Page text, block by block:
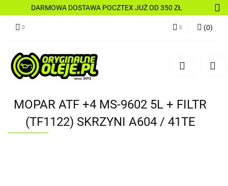
DARMOWA DOSTAWA POCZTEX JUŻ OD 350 ZŁ
Zarejestruj się
(0)
MOPAR ATF +4 MS-9602 5L + FILTR
(TF1122) SKRZYNI A604 / 41TE